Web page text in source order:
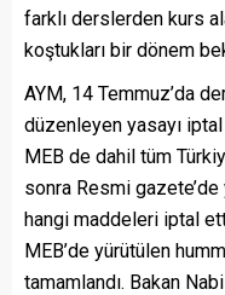
farklı derslerden kurs
koştukları bir dönem
AYM, 14 Temmuz’da
düzenleyen yasayı
MEB de dahil tüm
sonra Resmi gazete’de
hangi maddeleri iptal
MEB’de yürütülen
tamamlandı. Bakan